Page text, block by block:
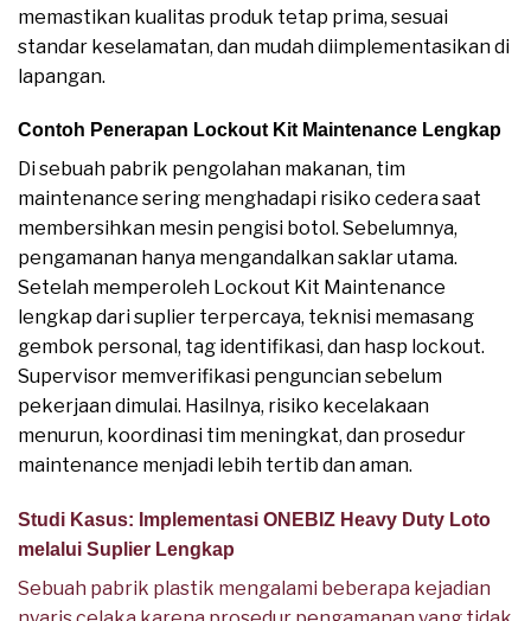
memastikan kualitas produk tetap prima, sesuai
standar keselamatan, dan mudah diimplementasikan di
lapangan.
Contoh Penerapan Lockout Kit Maintenance Lengkap
Di sebuah pabrik pengolahan makanan, tim
maintenance sering menghadapi risiko cedera saat
membersihkan mesin pengisi botol. Sebelumnya,
pengamanan hanya mengandalkan saklar utama.
Setelah memperoleh Lockout Kit Maintenance
lengkap dari suplier terpercaya, teknisi memasang
gembok personal, tag identifikasi, dan hasp lockout.
Supervisor memverifikasi penguncian sebelum
pekerjaan dimulai. Hasilnya, risiko kecelakaan
menurun, koordinasi tim meningkat, dan prosedur
maintenance menjadi lebih tertib dan aman.
Studi Kasus: Implementasi ONEBIZ Heavy Duty Loto
melalui Suplier Lengkap
Sebuah pabrik plastik mengalami beberapa kejadian